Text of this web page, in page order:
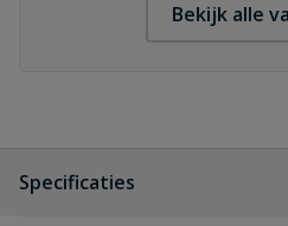
Bekijk alle
Specificaties